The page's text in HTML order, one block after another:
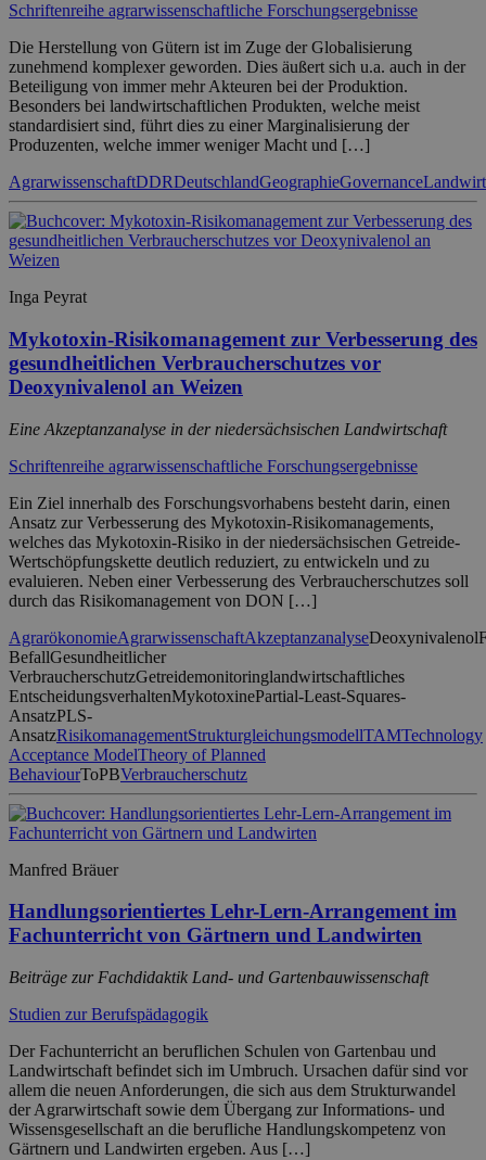
Schriftenreihe agrarwissenschaftliche Forschungsergebnisse
Die Herstellung von Gütern ist im Zuge der Globalisierung
zunehmend komplexer geworden. Dies äußert sich u.a. auch in der
Beteiligung von immer mehr Akteuren bei der Produktion.
Besonders bei landwirtschaftlichen Produkten, welche meist
standardisiert sind, führt dies zu einer Marginalisierung der
Produzenten, welche immer weniger Macht und […]
AgrarwissenschaftDDRDeutschlandGeographieGovernance
Inga Peyrat
Mykotoxin-Risikomanagement zur Verbesserung des
gesundheitlichen Verbraucherschutzes vor
Deoxynivalenol an Weizen
Eine Akzeptanzanalyse in der niedersächsischen Landwirtschaft
Schriftenreihe agrarwissenschaftliche Forschungsergebnisse
Ein Ziel innerhalb des Forschungsvorhabens besteht darin, einen
Ansatz zur Verbesserung des Mykotoxin-Risikomanagements,
welches das Mykotoxin-Risiko in der niedersächsischen Getreide-
Wertschöpfungskette deutlich reduziert, zu entwickeln und zu
evaluieren. Neben einer Verbesserung des Verbraucherschutzes soll
durch das Risikomanagement von DON […]
AgrarökonomieAgrarwissenschaftAkzeptanzanalyseDeoxynivalenol
BefallGesundheitlicher
VerbraucherschutzGetreidemonitoringlandwirtschaftliches
EntscheidungsverhaltenMykotoxinePartial-Least-Squares-
AnsatzPLS-
AnsatzRisikomanagementStrukturgleichungsmodellTAMTechnology
Acceptance ModelTheory of Planned
BehaviourToPBVerbraucherschutz
Manfred Bräuer
Handlungsorientiertes Lehr-Lern-Arrangement im
Fachunterricht von Gärtnern und Landwirten
Beiträge zur Fachdidaktik Land- und Gartenbauwissenschaft
Studien zur Berufspädagogik
Der Fachunterricht an beruflichen Schulen von Gartenbau und
Landwirtschaft befindet sich im Umbruch. Ursachen dafür sind vor
allem die neuen Anforderungen, die sich aus dem Strukturwandel
der Agrarwirtschaft sowie dem Übergang zur Informations- und
Wissensgesellschaft an die berufliche Handlungskompetenz von
Gärtnern und Landwirten ergeben. Aus […]